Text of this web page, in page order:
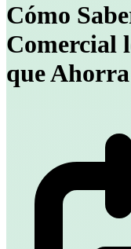
Cómo
Comercial
que Ahorra